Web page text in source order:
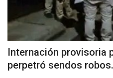
Internación provisoria
perpetró sendos